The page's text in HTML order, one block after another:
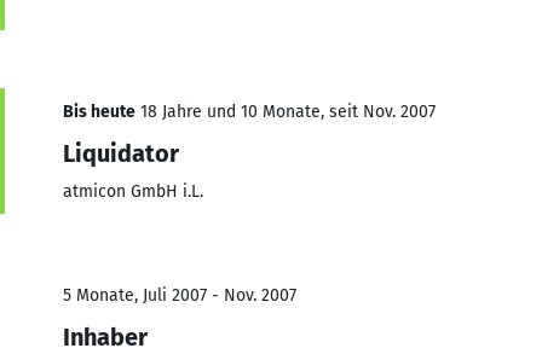
Bis heute 18 Jahre und 10 Monate, seit Nov. 2007
Liquidator
atmicon GmbH i.L.
5 Monate, Juli 2007 - Nov. 2007
Inhaber